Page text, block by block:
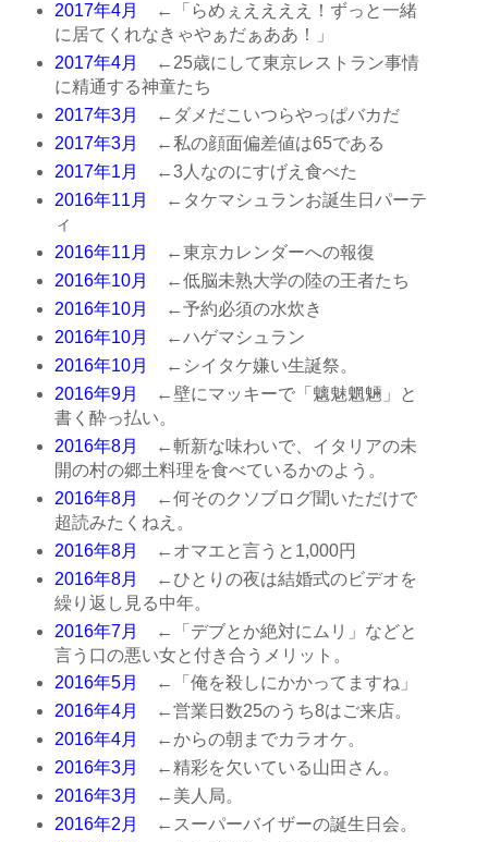
2017年4月
←「らめぇええええ！ずっと一緒
に居てくれなきゃやぁだぁああ！」
2017年4月
←25歳にして東京レストラン事情
に精通する神童たち
2017年3月
←ダメだこいつらやっぱバカだ
2017年3月
←私の顔面偏差値は65である
2017年1月
←3人なのにすげえ食べた
2016年11月
←タケマシュランお誕生日パーテ
ィ
2016年11月
←東京カレンダーへの報復
2016年10月
←低脳未熟大学の陸の王者たち
2016年10月
←予約必須の水炊き
2016年10月
←ハゲマシュラン
2016年10月
←シイタケ嫌い生誕祭。
2016年9月
←壁にマッキーで「魑魅魍魎」と
書く酔っ払い。
2016年8月
←斬新な味わいで、イタリアの未
開の村の郷土料理を食べているかのよう。
2016年8月
←何そのクソブログ聞いただけで
超読みたくねえ。
2016年8月
←オマエと言うと1,000円
2016年8月
←ひとりの夜は結婚式のビデオを
繰り返し見る中年。
2016年7月
←「デブとか絶対にムリ」などと
言う口の悪い女と付き合うメリット。
2016年5月
←「俺を殺しにかかってますね」
2016年4月
←営業日数25のうち8はご来店。
2016年4月
←からの朝までカラオケ。
2016年3月
←精彩を欠いている山田さん。
2016年3月
←美人局。
2016年2月
←スーパーバイザーの誕生日会。